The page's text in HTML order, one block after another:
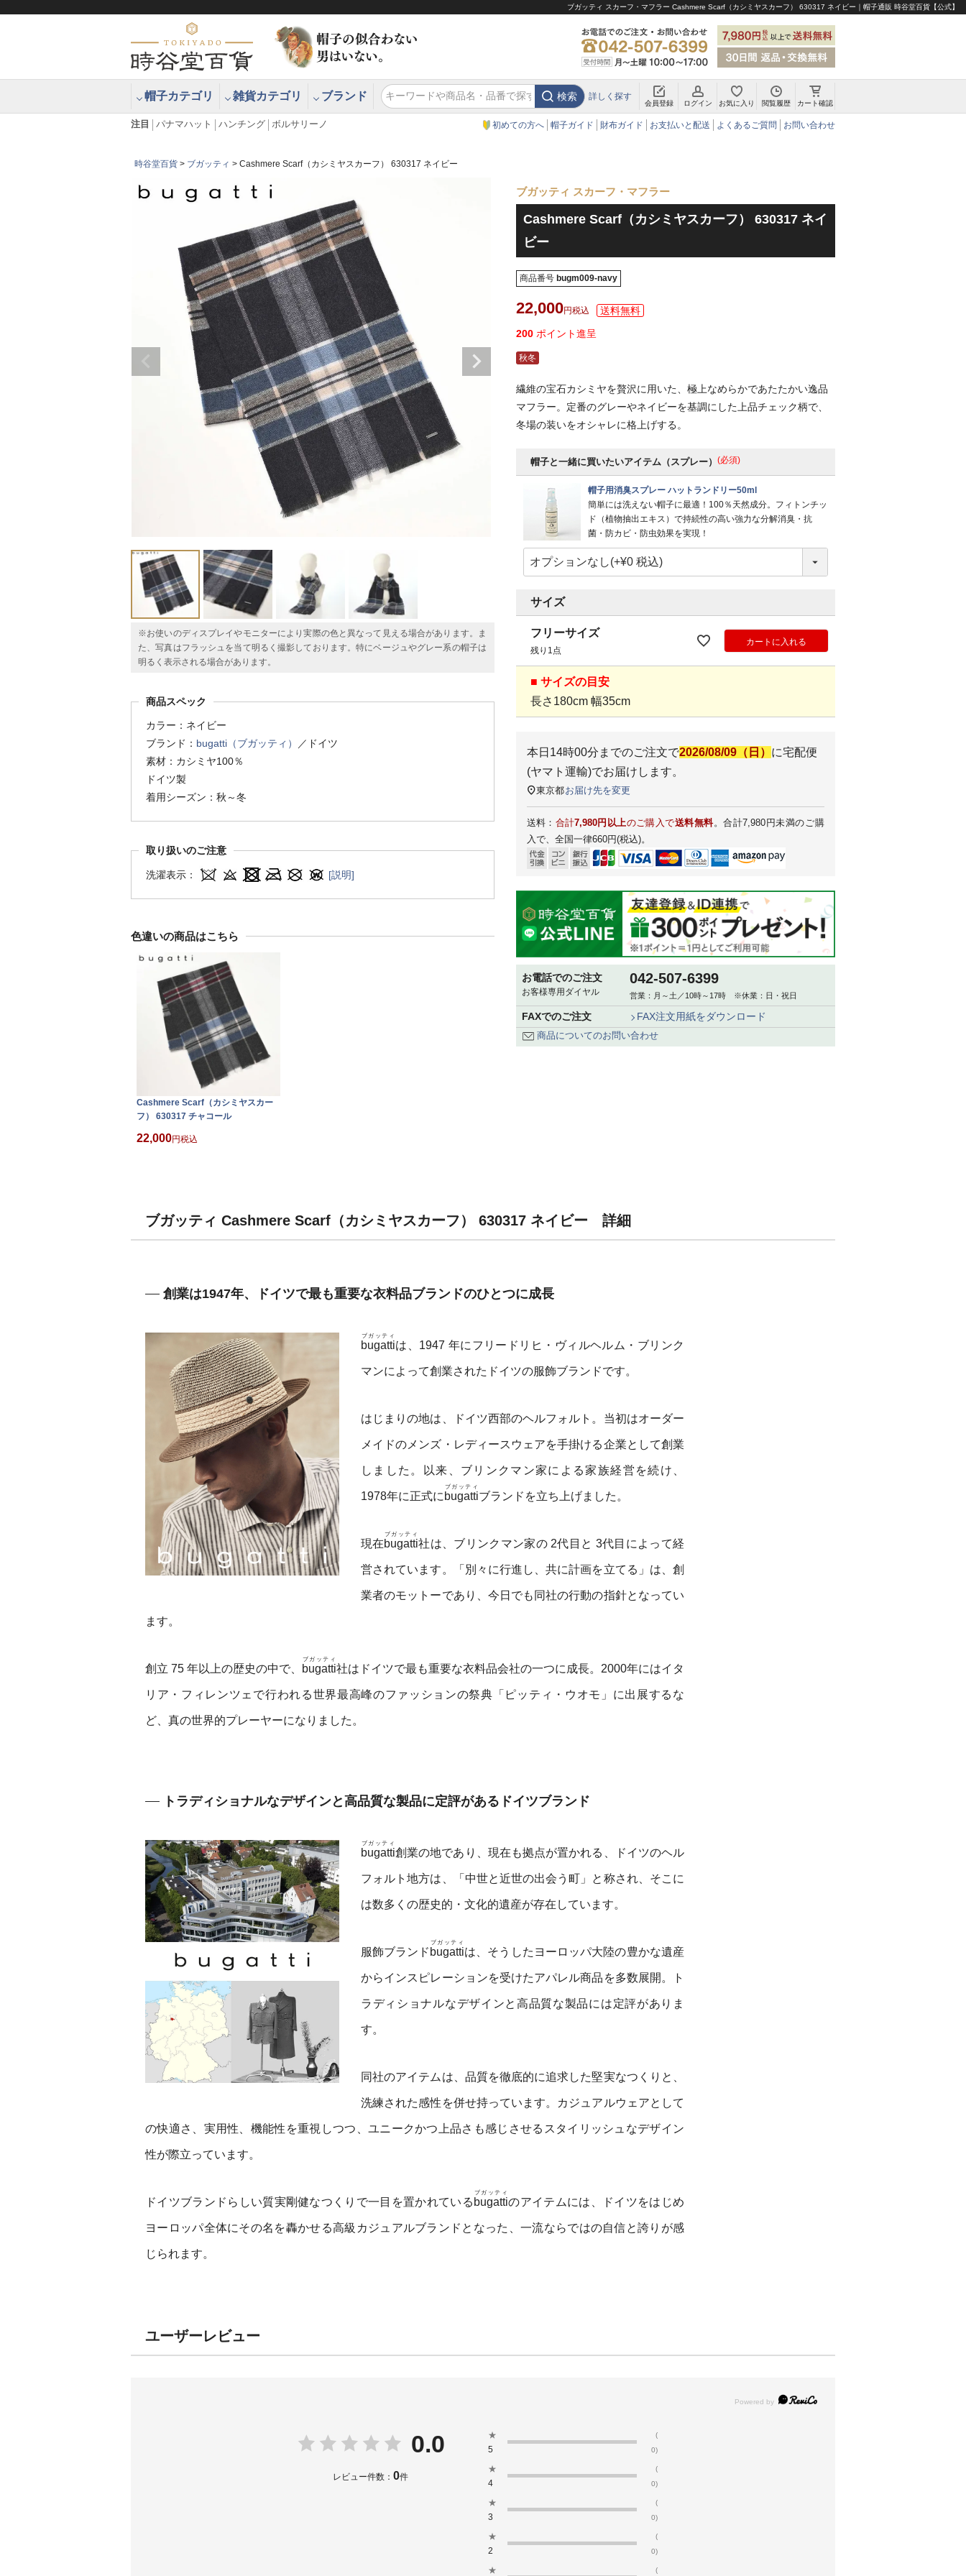
ブガッティ スカーフ・マフラー Cashmere Scarf（カシミヤスカーフ） 630317 ネイビー｜帽子通販 時谷堂百貨【公式】
帽子カテゴリ 雑貨カテゴリ ブランド 検索 詳しく探す
会員登録 ログイン お気に入り 閲覧履歴 カート確認
注目 パナマハット ハンチング ボルサリーノ 初めての方へ 帽子ガイド 財布ガイド お支払いと配送 よくあるご質問 お問い合わせ
時谷堂百貨 ブガッティ Cashmere Scarf（カシミヤスカーフ） 630317 ネイビー
※お使いのディスプレイやモニターにより実際の色と異なって見える場合があります。ま
た、写真はフラッシュを当て明るく撮影しております。特にベージュやグレー系の帽子は
明るく表示される場合があります。
商品スペック
カラー：ネイビー
ブランド： bugatti（ブガッティ）
／ドイツ
素材：カシミヤ100％
ドイツ製
着用シーズン：秋～冬
取り扱いのご注意
洗濯表示： [説明]
色違いの商品はこちら
Cashmere Scarf（カシミヤスカー
フ） 630317 チャコール
22,000 税込
ブガッティ スカーフ・マフラー
Cashmere Scarf（カシミヤスカーフ） 630317 ネイ
ビー
商品番号 bugm009-navy
22,000 税込
200 ポイント進呈
秋冬
繊維の宝石カシミヤを贅沢に用いた、極上なめらかであたたかい逸品
マフラー。定番のグレーやネイビーを基調にした上品チェック柄で、
冬場の装いをオシャレに格上げする。
帽子と一緒に買いたいアイテム（スプレー） (必須)
帽子用消臭スプレー ハットランドリー50ml
簡単には洗えない帽子に最適！100％天然成分。フィトンチッ
ド（植物抽出エキス）で持続性の高い強力な分解消臭・抗
菌・防カビ・防虫効果を実現！
サイズ
フリーサイズ
残り1点
カートに入れる
■ サイズの目安
長さ180cm 幅35cm
本日 14時00分 までのご注文で2026/08/09（日） に宅配便
(ヤマト運輸)でお届けします。
東京都お届け先を変更
送料： 合計7,980円以上のご購入で送料無料。合計7,980円未満のご購
入で、全国一律660円(税込)。
お電話でのご注文
お客様専用ダイヤル
042-507-6399
営業：月～土／10時～17時 ※休業：日・祝日
FAXでのご注文 FAX注文用紙をダウンロード
商品についてのお問い合わせ
ブガッティ Cashmere Scarf（カシミヤスカーフ） 630317 ネイビー 詳細
創業は1947年、ドイツで最も重要な衣料品ブランドのひとつに成長
bugatti
ブガッティ
は、1947 年にフリードリヒ・ヴィルヘルム・ブリンク
マンによって創業されたドイツの服飾ブランドです。
はじまりの地は、ドイツ西部のヘルフォルト。当初はオーダー
メイドのメンズ・レディースウェアを手掛ける企業として創業
しました。以来、ブリンクマン家による家族経営を続け、
1978年に正式に bugatti
ブガッティ
ブランドを立ち上げました。
現在bugatti
ブガッティ
社は、ブリンクマン家の 2代目と 3代目によって経
営されています。「別々に行進し、共に計画を立てる」は、創
業者のモットーであり、今日でも同社の行動の指針となってい
ます。
創立 75 年以上の歴史の中で、 bugatti
ブガッティ
社はドイツで最も重要な衣料品会社の一つに成長。2000年にはイタ
リア・フィレンツェで行われる世界最高峰のファッションの祭典「ピッティ・ウオモ」に出展するな
ど、真の世界的プレーヤーになりました。
トラディショナルなデザインと高品質な製品に定評があるドイツブランド
bugatti
ブガッティ
創業の地であり、現在も拠点が置かれる、ドイツのヘル
フォルト地方は、「中世と近世の出会う町」と称され、そこに
は数多くの歴史的・文化的遺産が存在しています。
服飾ブランド bugatti
ブガッティ
は、そうしたヨーロッパ大陸の豊かな遺産
からインスピレーションを受けたアパレル商品を多数展開。ト
ラディショナルなデザインと高品質な製品には定評がありま
す。
同社のアイテムは、品質を徹底的に追求した堅実なつくりと、
洗練された感性を併せ持っています。カジュアルウェアとして
の快適さ、実用性、機能性を重視しつつ、ユニークかつ上品さも感じさせるスタイリッシュなデザイン
性が際立っています。
ドイツブランドらしい質実剛健なつくりで一目を置かれている bugatti
ブガッティ
のアイテムには、ドイツをはじめ
ヨーロッパ全体にその名を轟かせる高級カジュアルブランドとなった、一流ならではの自信と誇りが感
じられます。
ユーザーレビュー
0.0
レビュー件数： 0件
★
5
(
0)
★
4
(
0)
★
3
(
0)
★
2
(
0)
★ (